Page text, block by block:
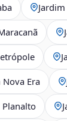
Nova Era
Planalto